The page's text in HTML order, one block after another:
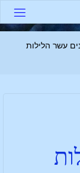
עשר הלילות